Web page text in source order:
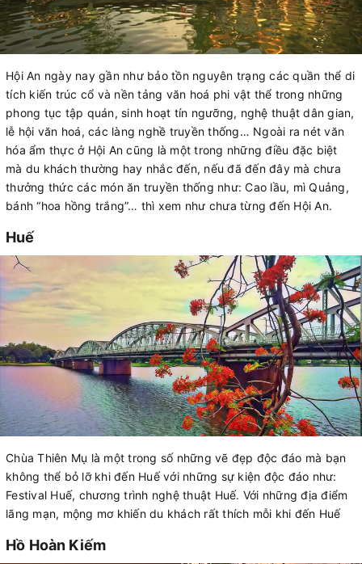
Hội An ngày nay gần như bảo tồn nguyên trạng các quần thể di
tích kiến trúc cổ và nền tảng văn hoá phi vật thể trong những
phong tục tập quán, sinh hoạt tín ngưỡng, nghệ thuật dân gian,
lễ hội văn hoá, các làng nghề truyền thống… Ngoài ra nét văn
hóa ẩm thực ở Hội An cũng là một trong những điều đặc biệt
mà du khách thường hay nhắc đến, nếu đã đến đây mà chưa
thưởng thức các món ăn truyền thống như: Cao lầu, mì Quảng,
bánh “hoa hồng trắng”… thì xem như chưa từng đến Hội An.
Huế
Chùa Thiên Mụ là một trong số những vẽ đẹp độc đáo mà bạn
không thể bỏ lỡ khi đến Huế với những sự kiện độc đáo như:
Festival Huế, chương trình nghệ thuật Huế. Với những địa điểm
lãng mạn, mộng mơ khiến du khách rất thích mỗi khi đến Huế
Hồ Hoàn Kiếm